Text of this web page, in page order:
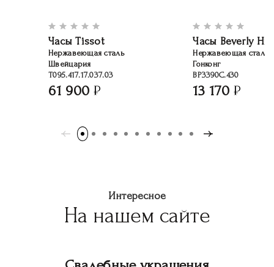
Часы Tissot
Нержавеющая сталь
Швейцария
T095.417.17.037.03
61 900
Часы Beverly
Нержавеющая сталь
Гонконг
BP3390C.430
13 170
Интересное
На нашем сайте